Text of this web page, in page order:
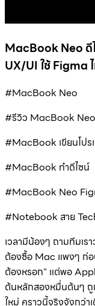
MacBook Neo ดี
UX/UI ใช้ Figma
#MacBook Neo
#รีวิว MacBook Neo
#MacBook เขียนโปร
#MacBook ทำดีไซน์
#MacBook Neo
#Notebook สาย
เวลามีน้องๆ ถามทีมเร
ต้องซื้อ Mac แพงๆ ก่
ต้องหรอก" แต่พอ
ต้นหลักสองหมื่นต้นๆ ถู
ใหม่ คราวนี้จริงจังกว่า